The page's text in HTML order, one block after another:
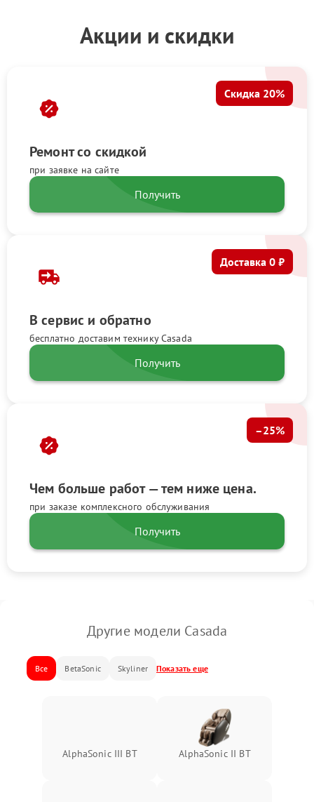
Акции и скидки
Ремонт со скидкой
при заявке на сайте
Скидка 20%
Получить
В сервис и обратно
бесплатно доставим технику Casada
Доставка 0 ₽
Получить
Чем больше работ — тем ниже цена.
при заказе комплексного обслуживания
–25%
Получить
Другие модели Casada
Все BetaSonic Skyliner Показать еще
AlphaSonic III BT AlphaSonic II BT